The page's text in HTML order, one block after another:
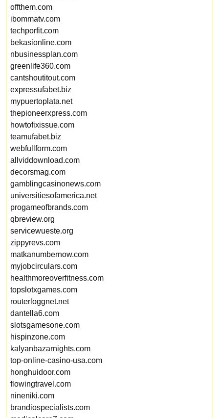
offthem.com
ibommatv.com
techporfit.com
bekasionline.com
nbusinessplan.com
greenlife360.com
cantshoutitout.com
expressufabet.biz
mypuertoplata.net
thepioneerxpress.com
howtofixissue.com
teamufabet.biz
webfullform.com
allviddownload.com
decorsmag.com
gamblingcasinonews.com
universitiesofamerica.net
progameofbrands.com
qbreview.org
servicewueste.org
zippyrevs.com
matkanumbernow.com
myjobcirculars.com
healthmoreoverfitness.com
topslotxgames.com
routerloggnet.net
dantella6.com
slotsgamesone.com
hispinzone.com
kalyanbazarnights.com
top-online-casino-usa.com
honghuidoor.com
flowingtravel.com
nineniki.com
brandiospecialists.com